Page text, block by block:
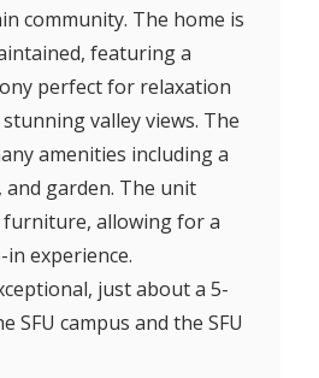
community. The home is
featuring a
perfect for relaxation
valley views. The
amenities including a
garden. The unit
furniture, allowing for a
experience.
just about a 5-
SFU campus and the SFU